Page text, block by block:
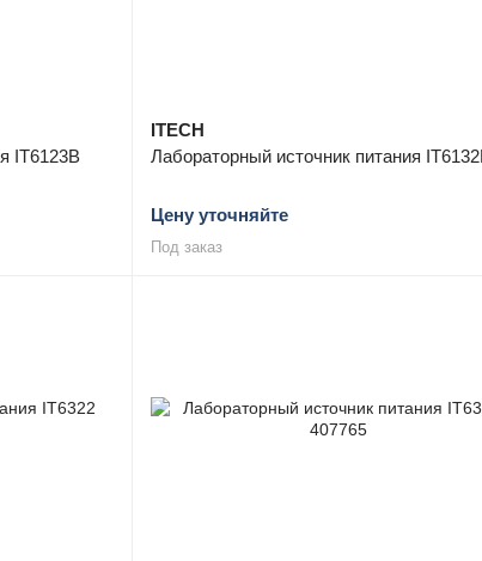
IT6123B
ITECH
Лабораторный источник питания
Цену уточняйте
Под заказ